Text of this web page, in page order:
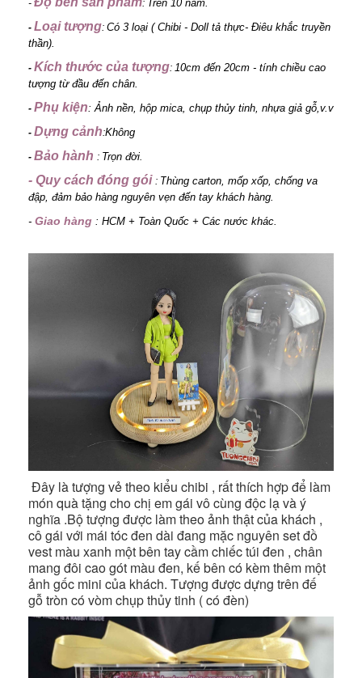
- : Trên 10 năm.
- Loại tượng: Có 3 loại ( Chibi - Doll tả thực- Điêu khắc truyền
thần).
- Kích thước của tượng: 10cm đến 20cm - tính chiều cao
tượng từ đầu đến chân
- Phụ kiện: Ảnh nền, hộp mica, chụp thủy tinh, nhựa giả gỗ,v.v
- Dựng cảnh:Không
- Bảo hành : Trọn đời
- Quy cách đóng gói : Thùng carton, mốp xốp, chống va
đập, đảm bảo hàng nguyên vẹn đến tay khách hàng
- Giao hàng : HCM + Toàn Quốc + Các nước khác.
Đây là tượng vẻ theo kiểu chibi , rất thích hợp để làm
món quà tặng cho chị em gái vô cùng độc lạ và ý
nghĩa .Bộ tượng được làm theo ảnh thật của khách ,
cô gái với mái tóc đen dài đang mặc nguyên set đồ
vest màu xanh một bên tay cầm chiếc túi đen , chân
mang đôi cao gót màu đen, kế bên có kèm thêm một
ảnh gốc mini của khách. Tượng được dựng trên đế
gỗ tròn có vòm chụp thủy tinh ( có đèn)